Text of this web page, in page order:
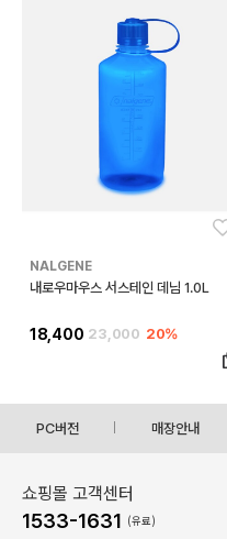
NALGENE
내로우마우스 서스테인 데님 1.0L
18,400 23,000 20%
PC버전 매장안내
쇼핑몰 고객센터
1533-1631 (유료)